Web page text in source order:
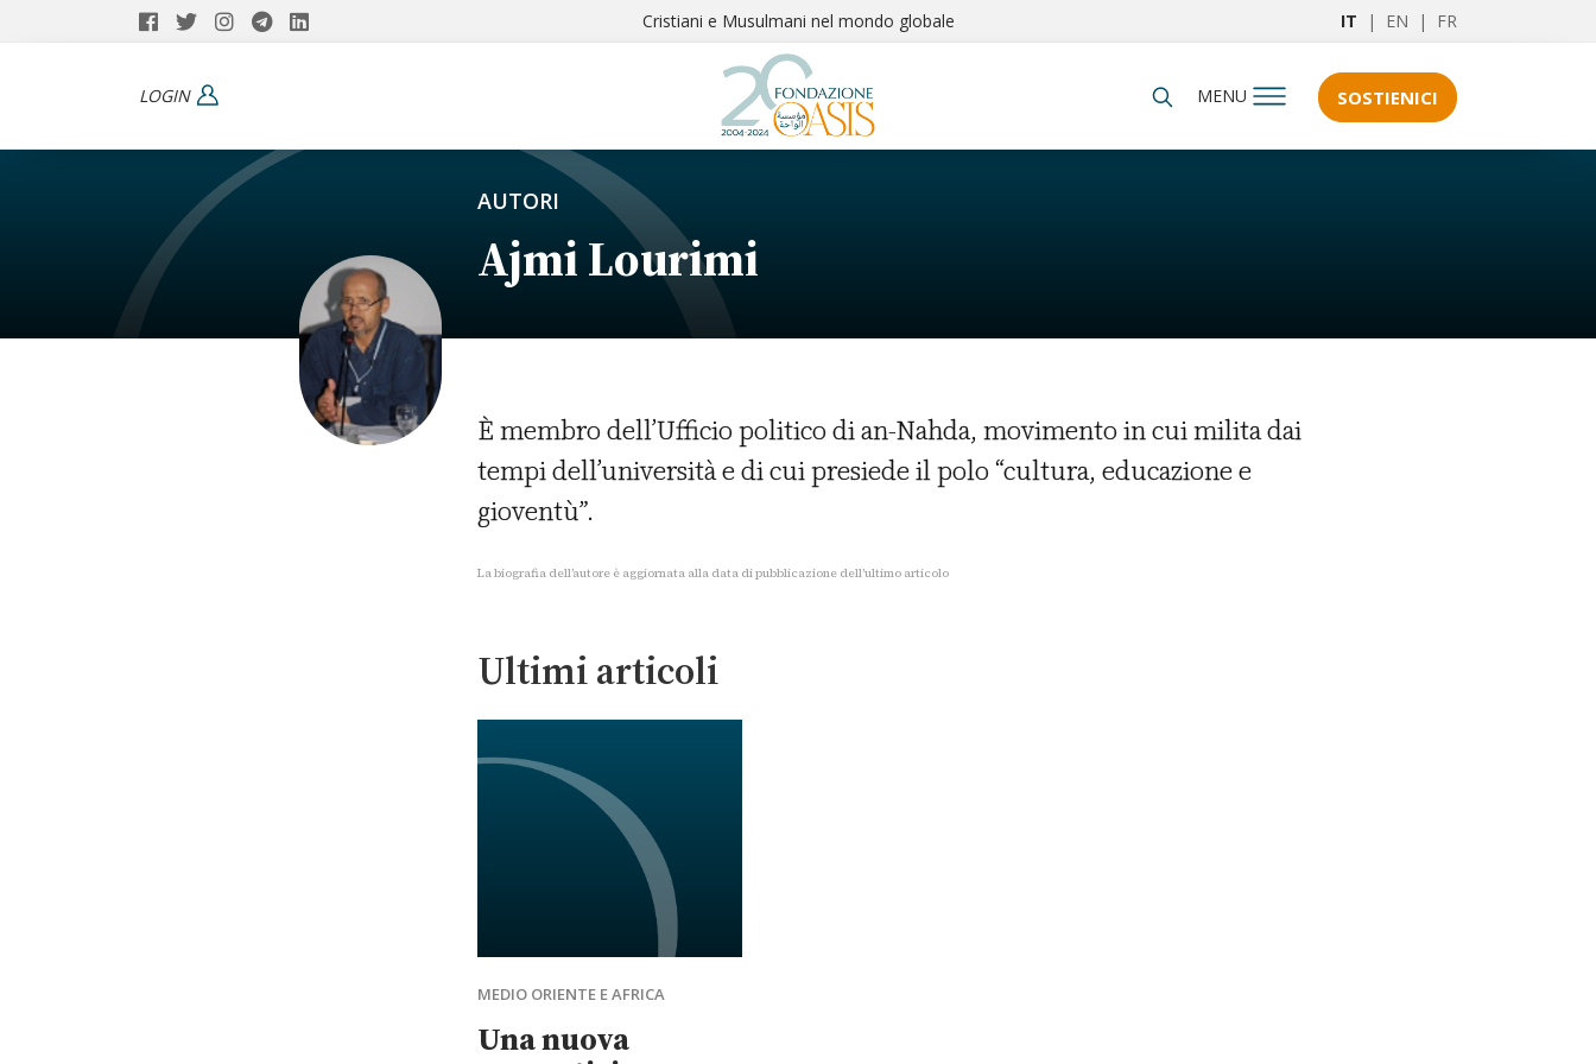
Cristiani e Musulmani nel mondo globale IT | EN | FR
LOGIN MENU SOSTIENICI
AUTORI
Ajmi Lourimi
È membro dell’Ufficio politico di an-Nahda, movimento in cui milita dai
tempi dell’università e di cui presiede il polo “cultura, educazione e
gioventù”.
La biografia dell’autore è aggiornata alla data di pubblicazione dell’ultimo articolo
Ultimi articoli
MEDIO ORIENTE E AFRICA
Una nuova